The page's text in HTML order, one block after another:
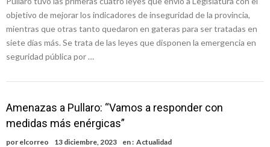
objetivo de mejorar los indicadores de inseguridad de la provincia,
mientras que otras tanto quedaron en gateras para ser tratadas en
siete días más. Se trata de las leyes que disponen la emergencia en
seguridad pública por …
Amenazas a Pullaro: “Vamos a responder con
medidas más enérgicas”
por elcorreo 13 diciembre, 2023 en : Actualidad